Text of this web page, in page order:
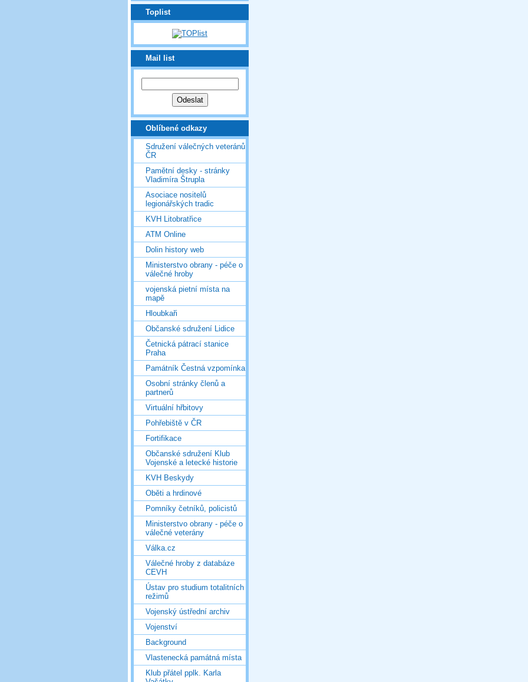
Toplist
Mail list
Oblíbené odkazy
Sdružení válečných veteránů
ČR
Pamětní desky - stránky
Vladimíra Štrupla
Asociace nositelů
legionářských tradic
KVH Litobratřice
ATM Online
Dolin history web
Ministerstvo obrany - péče o
válečné hroby
vojenská pietní místa na
mapě
Hloubkaři
Občanské sdružení Lidice
Četnická pátrací stanice
Praha
Památník Čestná vzpomínka
Osobní stránky členů a
partnerů
Virtuální hřbitovy
Pohřebiště v ČR
Fortifikace
Občanské sdružení Klub
Vojenské a letecké historie
KVH Beskydy
Oběti a hrdinové
Pomníky četníků, policistů
Ministerstvo obrany - péče o
válečné veterány
Válka.cz
Válečné hroby z databáze
CEVH
Ústav pro studium totalitních
režimů
Vojenský ústřední archiv
Vojenství
Background
Vlastenecká památná místa
Klub přátel pplk. Karla